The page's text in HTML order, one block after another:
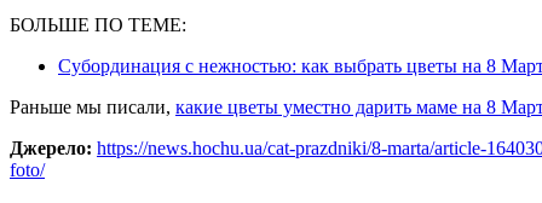
БОЛЬШЕ ПО ТЕМЕ:
Субординация с нежностью: как выбрать цветы на 8
Раньше мы писали, какие цветы уместно дарить маме на 8
Джерело: https://news.hochu.ua/cat-prazdniki/8-marta/article-
foto/